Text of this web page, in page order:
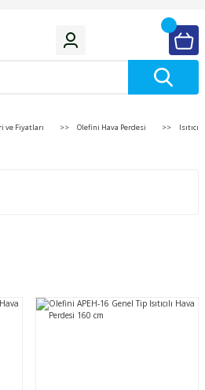
ve Fiyatları Olefini Hava Perdesi